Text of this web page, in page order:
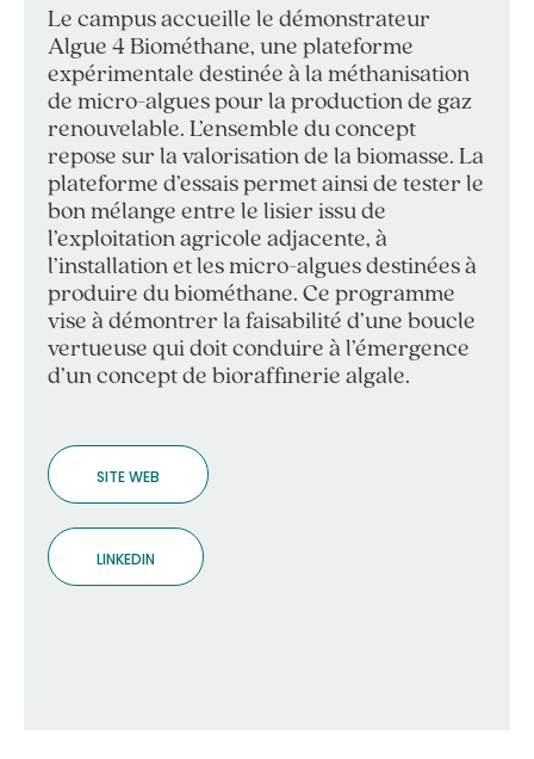
Le campus accueille le démonstrateur
Algue 4 Biométhane, une plateforme
expérimentale destinée à la méthanisation
de micro-algues pour la production de gaz
renouvelable. L’ensemble du concept
repose sur la valorisation de la biomasse. La
plateforme d’essais permet ainsi de tester le
bon mélange entre le lisier issu de
l’exploitation agricole adjacente, à
l’installation et les micro-algues destinées à
produire du biométhane. Ce programme
vise à démontrer la faisabilité d’une boucle
vertueuse qui doit conduire à l’émergence
d’un concept de bioraffinerie algale.
SITE WEB
LINKEDIN